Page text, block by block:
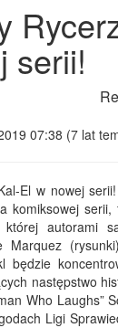
serii!
07:38 (7 lat
El w nowej serii!
komiksowej serii,
której autorami
Marquez
będzie
następstwo
Who Laughs”
Ligi